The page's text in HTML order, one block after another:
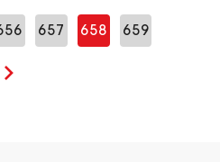
657 658 659
Seuraava sivu